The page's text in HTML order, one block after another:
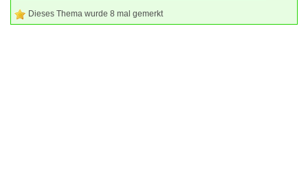
Dieses Thema wurde 8 mal gemerkt